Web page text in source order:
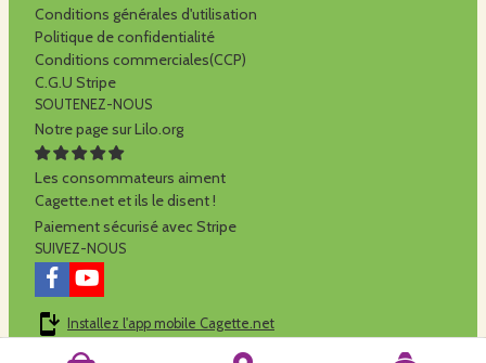
Conditions générales d'utilisation
Politique de confidentialité
Conditions commerciales(CCP)
C.G.U Stripe
SOUTENEZ-NOUS
Notre page sur Lilo.org
Les consommateurs aiment
Cagette.net et ils le disent !
Paiement sécurisé avec Stripe
SUIVEZ-NOUS
Installez l'app mobile Cagette.net